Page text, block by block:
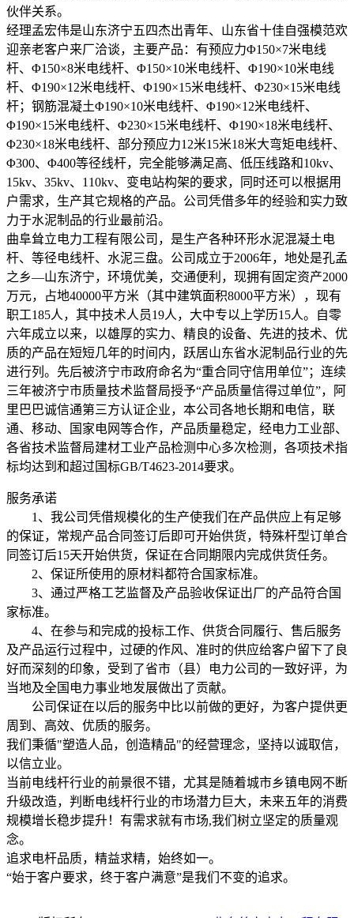
伙伴关系。
经理孟宏伟是山东济宁五四杰出青年、山东省十佳自强模范欢
迎亲老客户来厂洽谈，主要产品：有预应力Φ150×7米电线
杆、Φ150×8米电线杆、Φ150×10米电线杆、Φ190×10米电线
杆、Φ190×12米电线杆、Φ190×15米电线杆、Φ230×15米电线
杆；钢筋混凝土Φ190×10米电线杆、Φ190×12米电线杆、
Φ190×15米电线杆、Φ230×15米电线杆、Φ190×18米电线杆、
Φ230×18米电线杆、部分预应力12米15米18米大弯矩电线杆、
Φ300、Φ400等径线杆，完全能够满足高、低压线路和10kv、
15kv、35kv、110kv、变电站构架的要求，同时还可以根据用
户需求，生产其它规格的产品。公司凭借多年的经验和实力致
力于水泥制品的行业最前沿。
曲阜耸立电力工程有限公司，是生产各种环形水泥混凝土电
杆、等径电线杆、水泥三盘。公司成立于2006年，地处是孔孟
之乡—山东济宁，环境优美，交通便利，现拥有固定资产2000
万元，占地40000平方米（其中建筑面积8000平方米），现有
职工185人，其中技术人员19人，大中专以上学历15人。自零
六年成立以来，以雄厚的实力、精良的设备、先进的技术、优
质的产品在短短几年的时间内，跃居山东省水泥制品行业的先
进行列。先后被济宁市政府命名为“重合同守信用单位”；连续
三年被济宁市质量技术监督局授予“产品质量信得过单位”，阿
里巴巴诚信通第三方认证企业，本公司各地长期和电信，联
通、移动、国家电网等合作，产品质量稳定，经电力工业部、
各省技术监督局建材工业产品检测中心多次检测，各项技术指
标均达到和超过国标GB/T4623-2014要求。
服务承诺
1、我公司凭借规模化的生产使我们在产品供应上有足够
的保证，常规产品合同签订后即可开始供货，特殊杆型订单合
同签订后15天开始供货，保证在合同期限内完成供货任务。
2、保证所使用的原材料都符合国家标准。
3、通过严格工艺监督及产品验收保证出厂的产品符合国
家标准。
4、在参与和完成的投标工作、供货合同履行、售后服务
及产品运行过程中，过硬的作风、准时的供应给客户留下了良
好而深刻的印象，受到了省市（县）电力公司的一致好评，为
当地及全国电力事业地发展做出了贡献。
公司保证在以后的服务中比以前做的更好，为客户提供更
周到、高效、优质的服务。
我们秉循"塑造人品，创造精品"的经营理念，坚持以诚取信，
以信立业。
当前电线杆行业的前景很不错，尤其是随着城市乡镇电网不断
升级改造，判断电线杆行业的市场潜力巨大，未来五年的消费
规模增长稳步提升！有需求就有市场,我们树立坚定的质量观
念。
追求电杆品质，精益求精，始终如一。
“始于客户要求，终于客户满意”是我们不变的追求。